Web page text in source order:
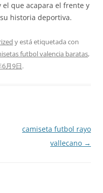
que acapara el frente y
historia deportiva.
y está etiquetada con
futbol valencia baratas,
月9日.
camiseta futbol rayo
vallecano →